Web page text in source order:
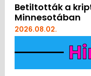
Betiltották a
Minnesotában
2026.08.02.